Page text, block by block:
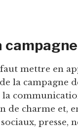
mettre en
la campagne
charme et,
presse,